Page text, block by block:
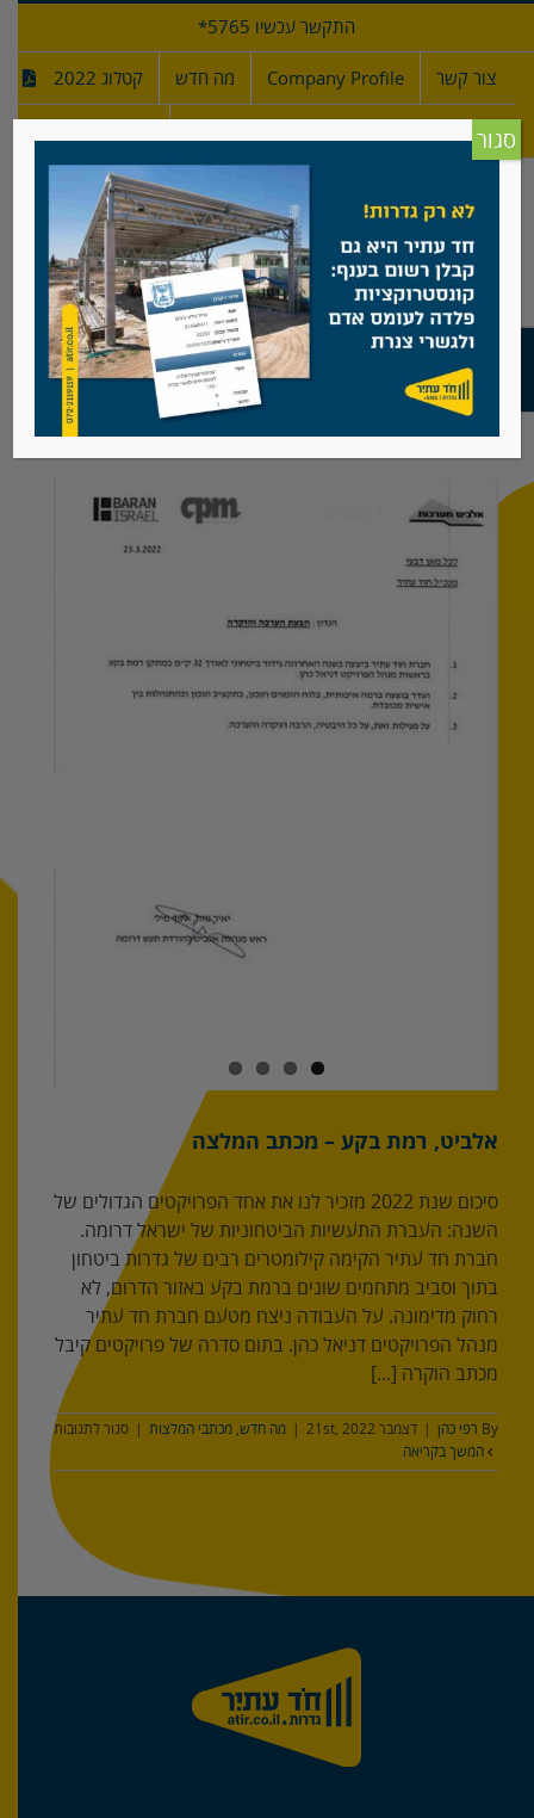
התקשר עכשיו 5765*
צור קשר Company Profile מה חדש קטלוג 2022
מכתב המלצה
אלביט, רמת בקע – מכתב המלצה
סיכום שנת 2022 מזכיר לנו את אחד הפרויקטים הגדולים של
השנה: העברת התעשיות הביטחוניות של ישראל דרומה.
חברת חד עתיר הקימה קילומטרים רבים של גדרות ביטחון
בתוך וסביב מתחמים שונים ברמת בקע באזור הדרום, לא
רחוק מדימונה. על העבודה ניצח מטעם חברת חד עתיר
מנהל הפרויקטים דניאל כהן. בתום סדרה של פרויקטים קיבל
מכתב הוקרה [...]
By רפי כהן דצמבר 21st, 2022 מה חדש, מכתבי המלצות סגור לתגובותעל
אלביט,
רמת
בקע
המשך בקריאה
סגור